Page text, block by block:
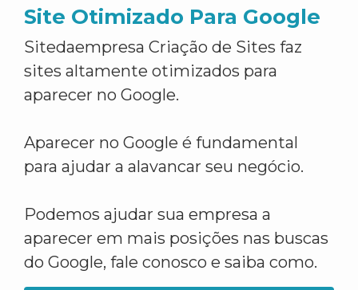
Site Otimizado Para Google
Sitedaempresa Criação de Sites faz
sites altamente otimizados para
aparecer no Google.
Aparecer no Google é fundamental
para ajudar a alavancar seu negócio.
Podemos ajudar sua empresa a
aparecer em mais posições nas buscas
do Google, fale conosco e saiba como.